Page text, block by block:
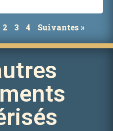
2 3 4 Suivantes »